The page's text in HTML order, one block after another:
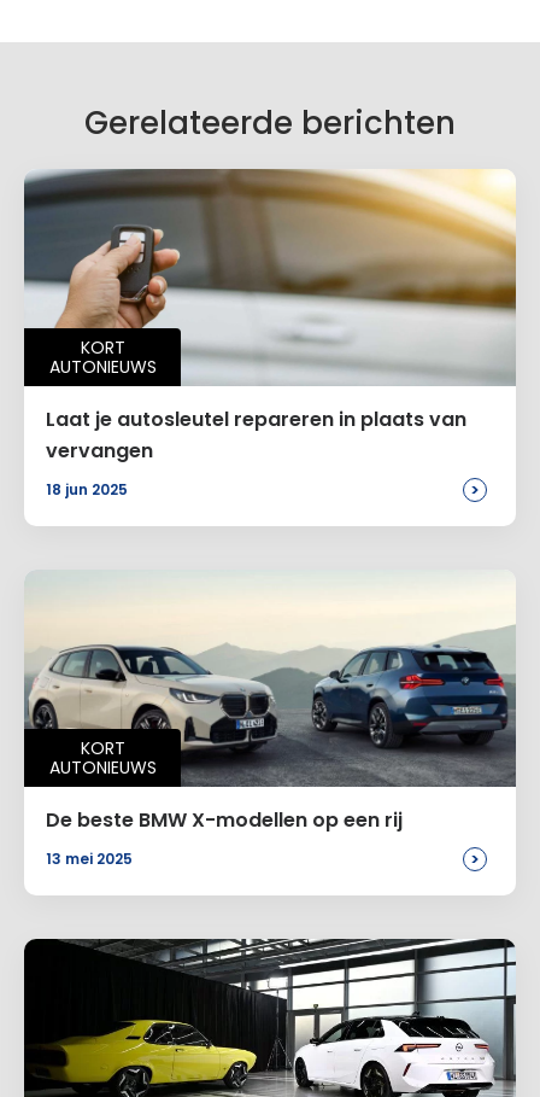
Gerelateerde berichten
KORT
AUTONIEUWS
Laat je autosleutel repareren in plaats van
vervangen
18 jun 2025 >
KORT
AUTONIEUWS
De beste BMW X-modellen op een rij
13 mei 2025 >